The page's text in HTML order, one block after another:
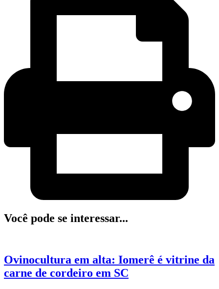
Você pode se interessar...
Ovinocultura em alta: Iomerê é vitrine da
carne de cordeiro em SC